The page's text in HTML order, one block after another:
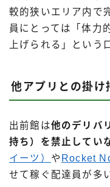
較的狭いエリア内で
員にとっては「体力
上げられる」という
他アプリとの掛け
出前館は他のデリバ
持ち）を禁止してい
イーツ） や Rocket
せて稼ぐ配達員が多